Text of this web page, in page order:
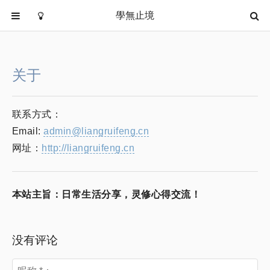
學無止境
随笔挥墨
国学智慧
优秀书籍
关于
联系方式：
Email:admin@liangruifeng.cn
网址： http://liangruifeng.cn
本站主旨：日常生活分享，灵修心得交流！
没有评论